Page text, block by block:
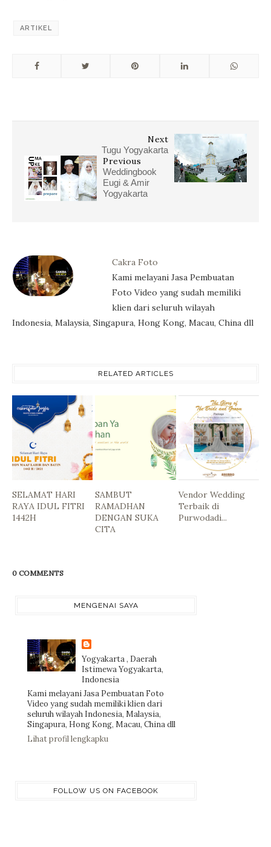
ARTIKEL
Next
Tugu Yogyakarta
Previous
Weddingbook
Eugi & Amir
Yogyakarta
Cakra Foto
Kami melayani Jasa Pembuatan
Foto Video yang sudah memiliki
klien dari seluruh wilayah
Indonesia, Malaysia, Singapura, Hong Kong, Macau, China dll
RELATED ARTICLES
SELAMAT HARI
RAYA IDUL FITRI
1442H
SAMBUT
RAMADHAN
DENGAN SUKA
CITA
Vendor Wedding
Terbaik di
Purwodadi...
0 COMMENTS
MENGENAI SAYA
Yogyakarta , Daerah
Istimewa Yogyakarta,
Indonesia
Kami melayani Jasa Pembuatan Foto
Video yang sudah memiliki klien dari
seluruh wilayah Indonesia, Malaysia,
Singapura, Hong Kong, Macau, China dll
Lihat profil lengkapku
FOLLOW US ON FACEBOOK